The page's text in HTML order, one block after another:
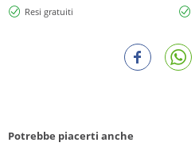
Resi gratuiti
Potrebbe piacerti anche